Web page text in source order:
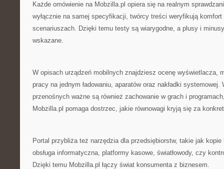
Każde omówienie na Mobzilla.pl opiera się na realnym
wyłącznie na samej specyfikacji, twórcy treści weryfikują
scenariuszach. Dzięki temu testy są wiarygodne, a plusy i
wskazane.
W opisach urządzeń mobilnych znajdziesz ocenę wyświetlacza,
pracy na jednym ładowaniu, aparatów oraz nakładki systemowej.
przenośnych ważne są również zachowanie w grach i
Mobzilla.pl pomaga dostrzec, jakie równowagi kryją się za
Portal przybliża też narzędzia dla przedsiębiorstw, takie jak
obsługa informatyczna, platformy kasowe, światłowody, czy
Dzięki temu Mobzilla.pl łączy świat konsumenta z biznesem.